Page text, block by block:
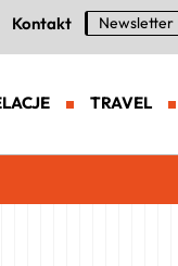
Kontakt Newsletter
TRAVEL